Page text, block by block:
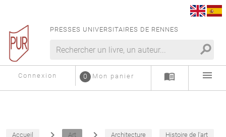
PRESSES UNIVERSITAIRES DE RENNES
search
Connexion Mon panier
0 menu_book menu
Accueil Art Architecture Histoire de l'art